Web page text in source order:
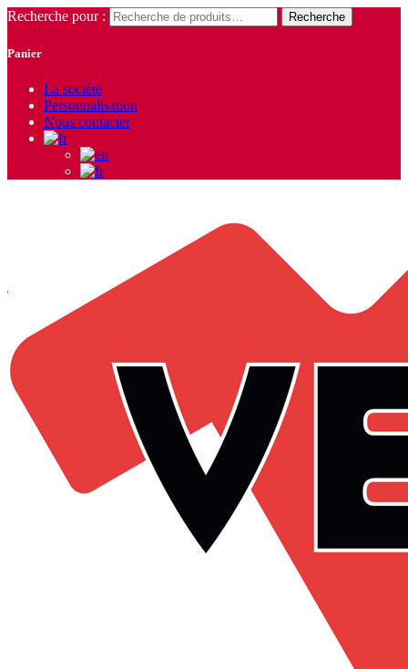
Recherche pour : Recherche
Panier
La société
Personnalisation
Nous contacter
Accessoires /
/ Sac à cordons Team
12L – Payper